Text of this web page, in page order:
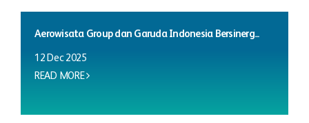
Aerowisata Group dan Garuda Indonesia Bersinerg...
12 Dec 2025
READ MORE